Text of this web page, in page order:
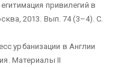
привилегий в
2013. Вып. 74 (3–4). С.
урбанизации в Англии
Материалы II